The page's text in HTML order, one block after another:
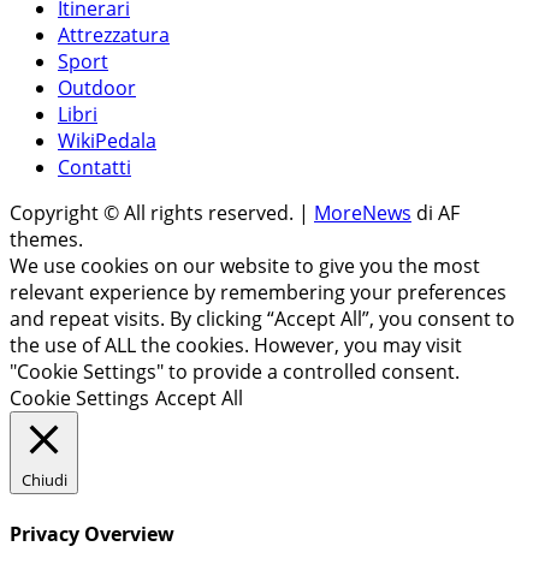
Itinerari
Attrezzatura
Sport
Outdoor
Libri
WikiPedala
Contatti
Copyright © All rights reserved. | MoreNews di AF
themes.
We use cookies on our website to give you the most
relevant experience by remembering your preferences
and repeat visits. By clicking “Accept All”, you consent to
the use of ALL the cookies. However, you may visit
"Cookie Settings" to provide a controlled consent.
Cookie Settings Accept All
Chiudi
Privacy Overview